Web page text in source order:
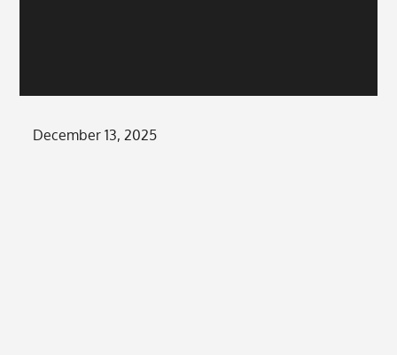
Posted
December 13, 2025